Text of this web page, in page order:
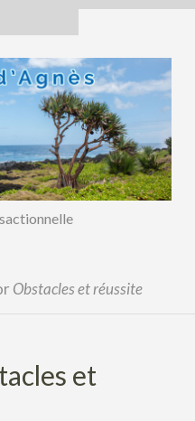
Obstacles et réussite
et